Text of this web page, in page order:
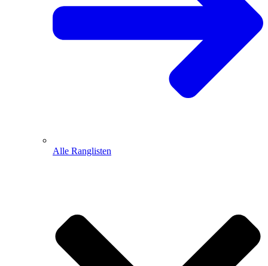
Alle Ranglisten